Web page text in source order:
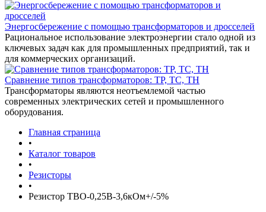
Энергосбережение с помощью трансформаторов и дросселей
Рациональное использование электроэнергии стало одной из
ключевых задач как для промышленных предприятий, так и
для коммерческих организаций.
Сравнение типов трансформаторов: ТР, ТС, ТН
Трансформаторы являются неотъемлемой частью
современных электрических сетей и промышленного
оборудования.
Главная страница
•
Каталог товаров
•
Резисторы
•
Резистор ТВО-0,25В-3,6кОм+/-5%